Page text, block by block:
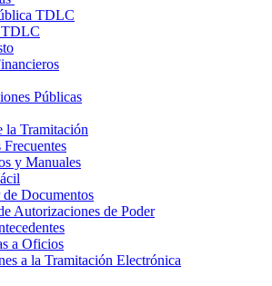
TDLC
Públicas
la Tramitación
Frecuentes
y Manuales
Documentos
Autorizaciones de Poder
a Oficios
a la Tramitación Electrónica